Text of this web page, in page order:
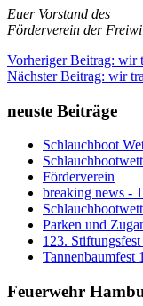
Euer Vorstand des
Förderverein der
Vorheriger Beitrag: wir
Nächster Beitrag: wir
neuste Beiträge
Schlauchboot
Förderverein
breaking news -
Parken und
123.
Tannenbaumfest
Feuerwehr